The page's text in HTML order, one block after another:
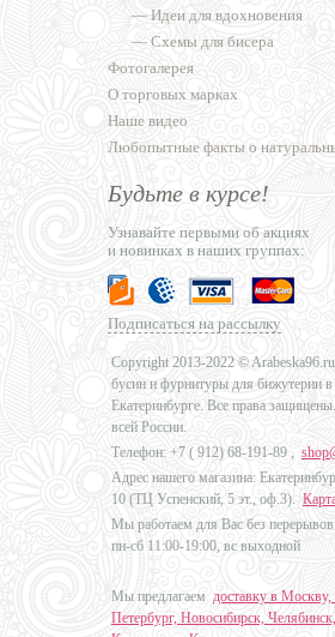
— Идеи для вдохновения
— Схемы для бисера
Фотогалерея
О торговых марках
Наше видео
Любопытные факты о
Будьте в курсе!
Узнавайте первыми об акциях
и новинках в наших группах:
Подписаться на рассылку
Copyright 2013-2022 ©
бусин и фурнитуры для бижутерии в
Екатеринбурге. Все права
всей России.
Телефон: +7 ( 912) 68-191-89 ,
Адрес нашего магазина:
10 (ТЦ Успенский, 5 эт., оф.3).
Мы работаем для Вас без
пн-сб 11:00-19:00, вс выходной
Мы предлагаем доставку в
Петербург, Новосибирск,